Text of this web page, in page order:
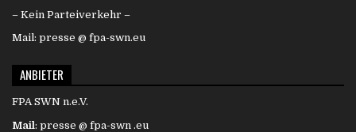
– Kein Parteiverkehr –
Mail: presse @ fpa-swn.eu
ANBIETER
FPA SWN n.e.V.
Mail: presse @ fpa-swn .eu